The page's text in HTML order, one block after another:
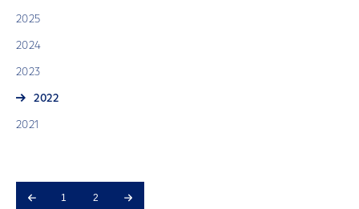
2025
2024
2023
2022
2021
1 2